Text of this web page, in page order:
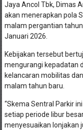
Jaya Ancol Tbk, Dimas
akan menerapkan pola
malam pergantian
Januari 2026.
Kebijakan tersebut
mengurangi kepadatan
kelancaran mobilitas
malam tahun baru.
“Skema Sentral Parkir
setiap periode libur
menyesuaikan lonjakan